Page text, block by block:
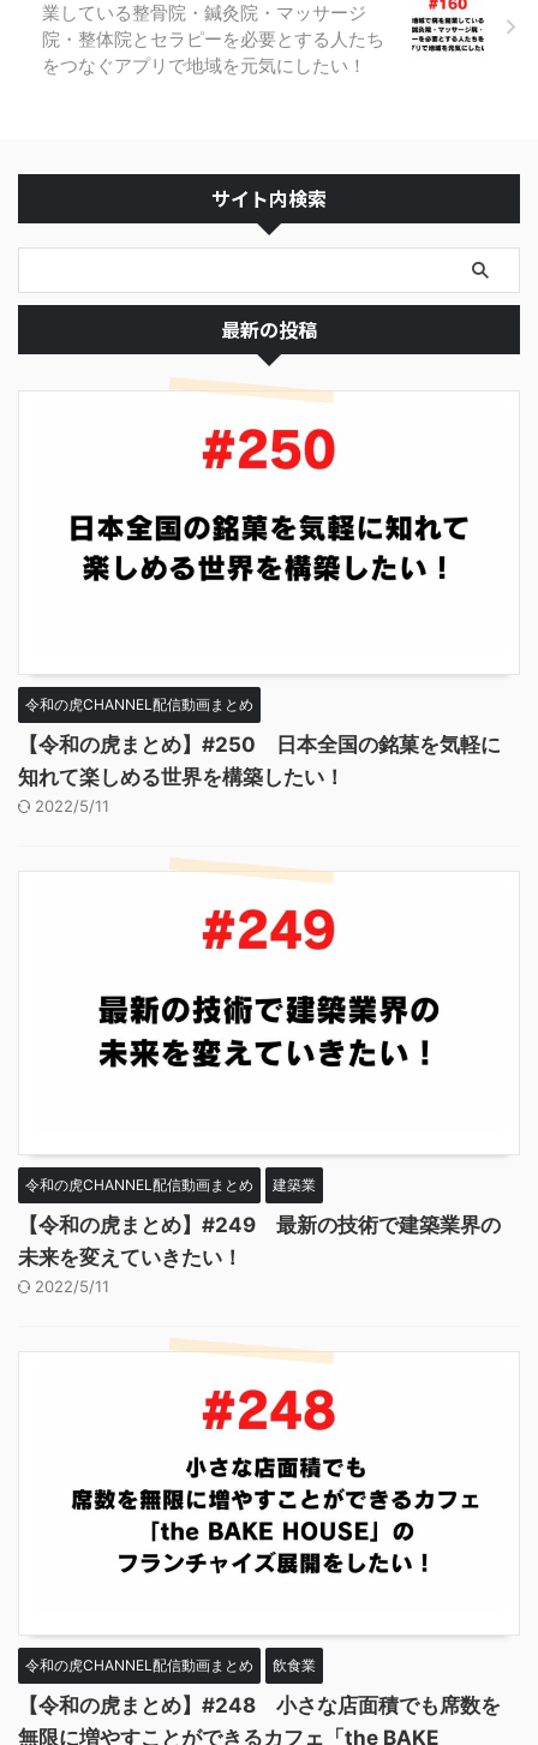
業している整骨院・鍼灸院・マッサージ
院・整体院とセラピーを必要とする人たち
をつなぐアプリで地域を元気にしたい！
サイト内検索
最新の投稿
令和の虎CHANNEL配信動画まとめ
【令和の虎まとめ】#250 日本全国の銘菓を気軽に
知れて楽しめる世界を構築したい！
2022/5/11
令和の虎CHANNEL配信動画まとめ 建築業
【令和の虎まとめ】#249 最新の技術で建築業界の
未来を変えていきたい！
2022/5/11
令和の虎CHANNEL配信動画まとめ 飲食業
【令和の虎まとめ】#248 小さな店面積でも席数を
無限に増やすことができるカフェ「the BAKE